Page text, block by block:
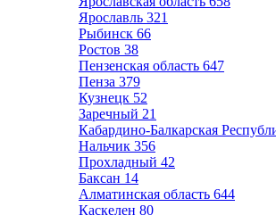
Ярославль 321
Рыбинск 66
Ростов 38
Пензенская область 647
Пенза 379
Кузнецк 52
Заречный 21
Кабардино-Балкарская
Нальчик 356
Прохладный 42
Баксан 14
Алматинская область 644
Каскелен 80